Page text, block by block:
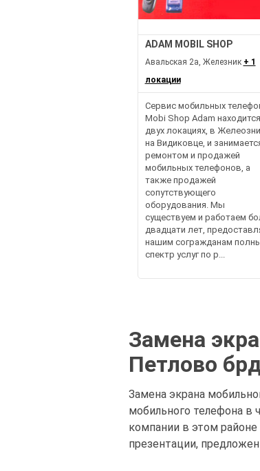
ADAM MOBIL SHOP
Авальская 2а, Железник + 1
локации
Сервис мобильных
Mobi Shop Adam
двух локациях, в
на Видиковце, и
ремонтом и продажей
мобильных телефонов, а
также продажей
сопутствующего
оборудования. Мы
существуем и работаем
двадцати лет,
нашим согражданам
спектр услуг по р...
Замена
Петлово
Замена экрана
мобильного телефона
компании в этом
презентации,